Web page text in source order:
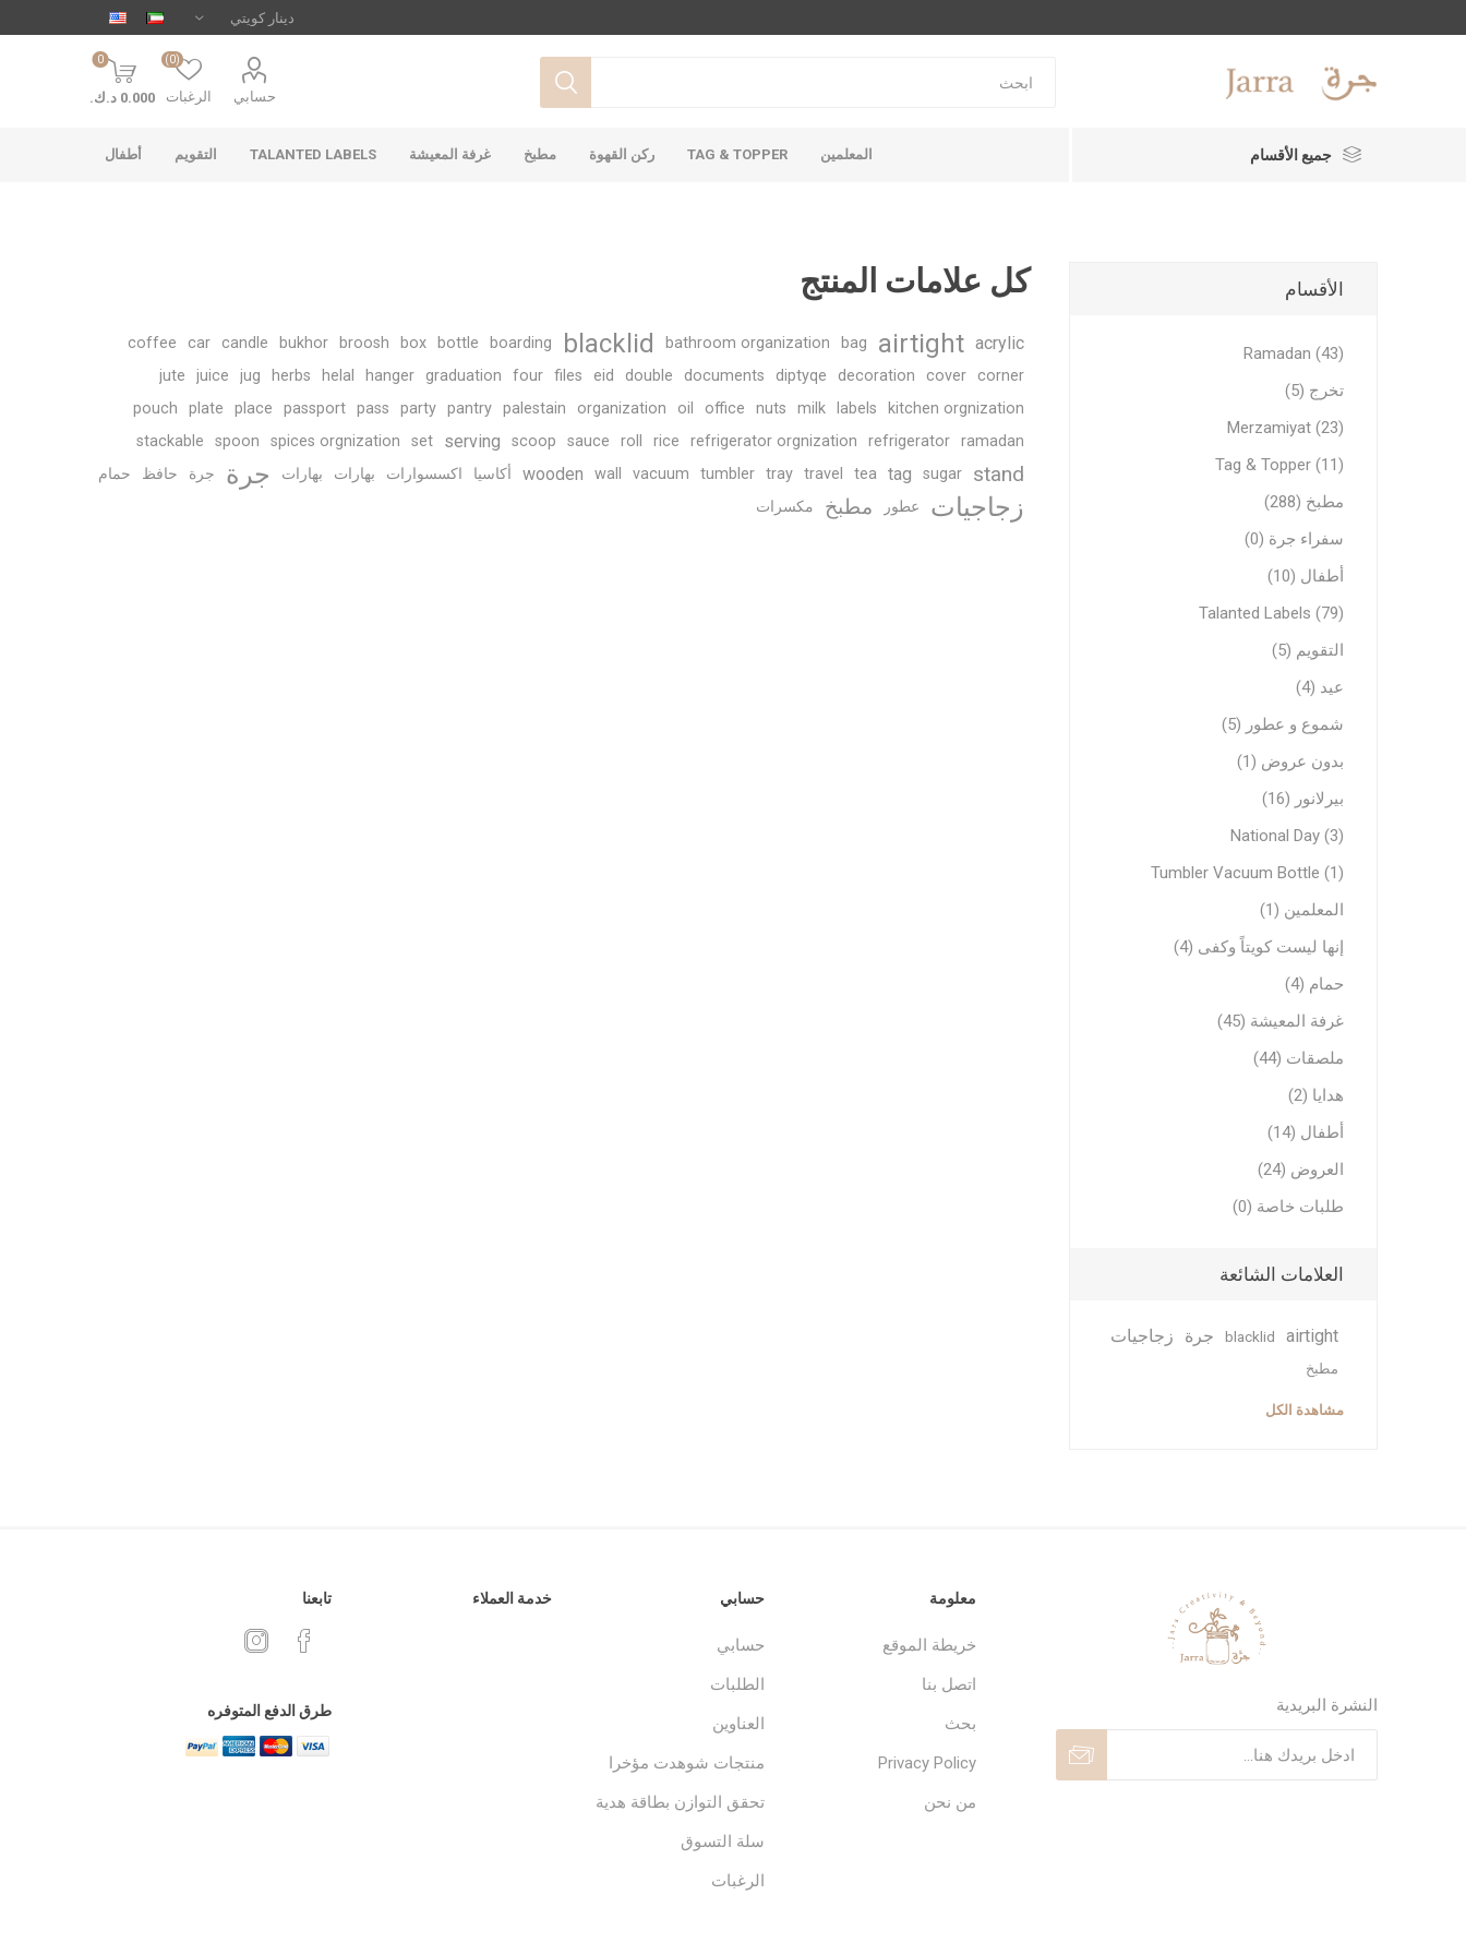
حسابي الرغبات
(0)
0
0.000 د.ك.‏
جميع الأقسام المعلمين TAG & TOPPER ركن القهوة مطبخ غرفة المعيشة TALANTED LABELS التقويم أطفال
كل علامات المنتج
acrylic
airtight
bag
bathroom organization
blacklid
boarding
bottle
box
broosh
bukhor
candle
car
coffee
corner
cover
decoration
diptyqe
documents
double
eid
files
four
graduation
hanger
helal
herbs
jug
juice
jute
kitchen orgnization
labels
milk
nuts
office
oil
organization
palestain
pantry
party
pass
passport
place
plate
pouch
ramadan
refrigerator
refrigerator orgnization
rice
roll
sauce
scoop
serving
set
spices orgnization
spoon
stackable
stand
sugar
tag
tea
travel
tray
tumbler
vacuum
wall
wooden أكاسيا اكسسوارات بهارات بهارات جرة جرة حافظ حمام
زجاجيات عطور مطبخ مكسرات
الأقسام
Ramadan (43)
تخرج (5)
Merzamiyat (23)
Tag & Topper (11)
مطبخ (288)
سفراء جرة (0)
أطفال (10)
Talanted Labels (79)
التقويم (5)
عيد (4)
شموع و عطور (5)
بدون عروض (1)
بيرلانور (16)
National Day (3)
Tumbler Vacuum Bottle (1)
المعلمين (1)
إنها ليست كويتاً وكفى (4)
حمام (4)
غرفة المعيشة (45)
ملصقات (44)
هدايا (2)
أطفال (14)
العروض (24)
طلبات خاصة (0)
العلامات الشائعة
airtight
blacklid جرة زجاجيات
مطبخ
مشاهدة الكل
النشرة البريدية
معلومة
خريطة الموقع
اتصل بنا
بحث
Privacy Policy
من نحن
حسابي
حسابي
الطلبات
العناوين
منتجات شوهدت مؤخرا
تحقق التوازن بطاقة هدية
سلة التسوق
الرغبات
خدمة العملاء تابعنا
طرق الدفع المتوفره